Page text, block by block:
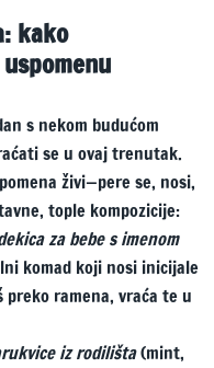
kako
s nekom budućom
se u ovaj trenutak.
živi—pere se, nosi,
tople kompozicije:
za bebe s imenom
komad koji nosi inicijale
ramena, vraća te u
iz rodilišta(mint,